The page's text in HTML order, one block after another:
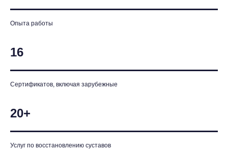
Опыта работы
16
Сертификатов, включая зарубежные
20+
Услуг по восстановлению суставов